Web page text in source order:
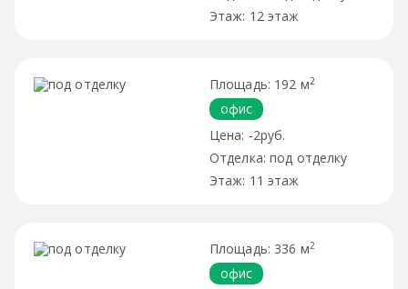
12 этаж
192 м2
офис
-2руб.
под отделку
11 этаж
336 м2
офис